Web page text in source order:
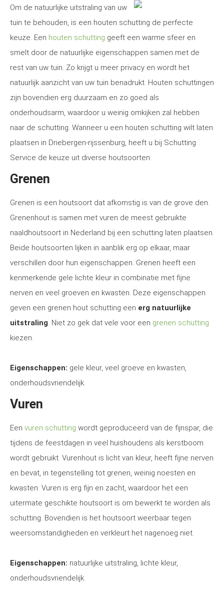
Om de natuurlijke uitstraling van uw
tuin te behouden, is een houten schutting de perfecte
keuze. Een houten schutting geeft een warme sfeer en
smelt door de natuurlijke eigenschappen samen met de
rest van uw tuin. Zo krijgt u meer privacy en wordt het
natuurlijk aanzicht van uw tuin benadrukt. Houten schuttingen
zijn bovendien erg duurzaam en zo goed als
onderhoudsarm, waardoor u weinig omkijken zal hebben
naar de schutting. Wanneer u een houten schutting wilt laten
plaatsen in Driebergen-rijssenburg, heeft u bij Schutting
Service de keuze uit diverse houtsoorten:
Grenen
Grenen is een houtsoort dat afkomstig is van de grove den.
Grenenhout is samen met vuren de meest gebruikte
naaldhoutsoort in Nederland bij een schutting laten plaatsen.
Beide houtsoorten lijken in aanblik erg op elkaar, maar
verschillen door hun eigenschappen. Grenen heeft een
kenmerkende gele lichte kleur in combinatie met fijne
nerven en veel groeven en kwasten. Deze eigenschappen
geven een grenen hout schutting een erg natuurlijke
uitstraling. Niet zo gek dat vele voor een grenen schutting
kiezen.
Eigenschappen: gele kleur, veel groeve en kwasten,
onderhoudsvriendelijk.
Vuren
Een vuren schutting wordt geproduceerd van de fijnspar, die
tijdens de feestdagen in veel huishoudens als kerstboom
wordt gebruikt. Vurenhout is licht van kleur, heeft fijne nerven
en bevat, in tegenstelling tot grenen, weinig noesten en
kwasten. Vuren is erg fijn en zacht, waardoor het een
uitermate geschikte houtsoort is om bewerkt te worden als
schutting. Bovendien is het houtsoort weerbaar tegen
weersomstandigheden en verkleurt het nagenoeg niet.
Eigenschappen: natuurlijke uitstraling, lichte kleur,
onderhoudsvriendelijk.